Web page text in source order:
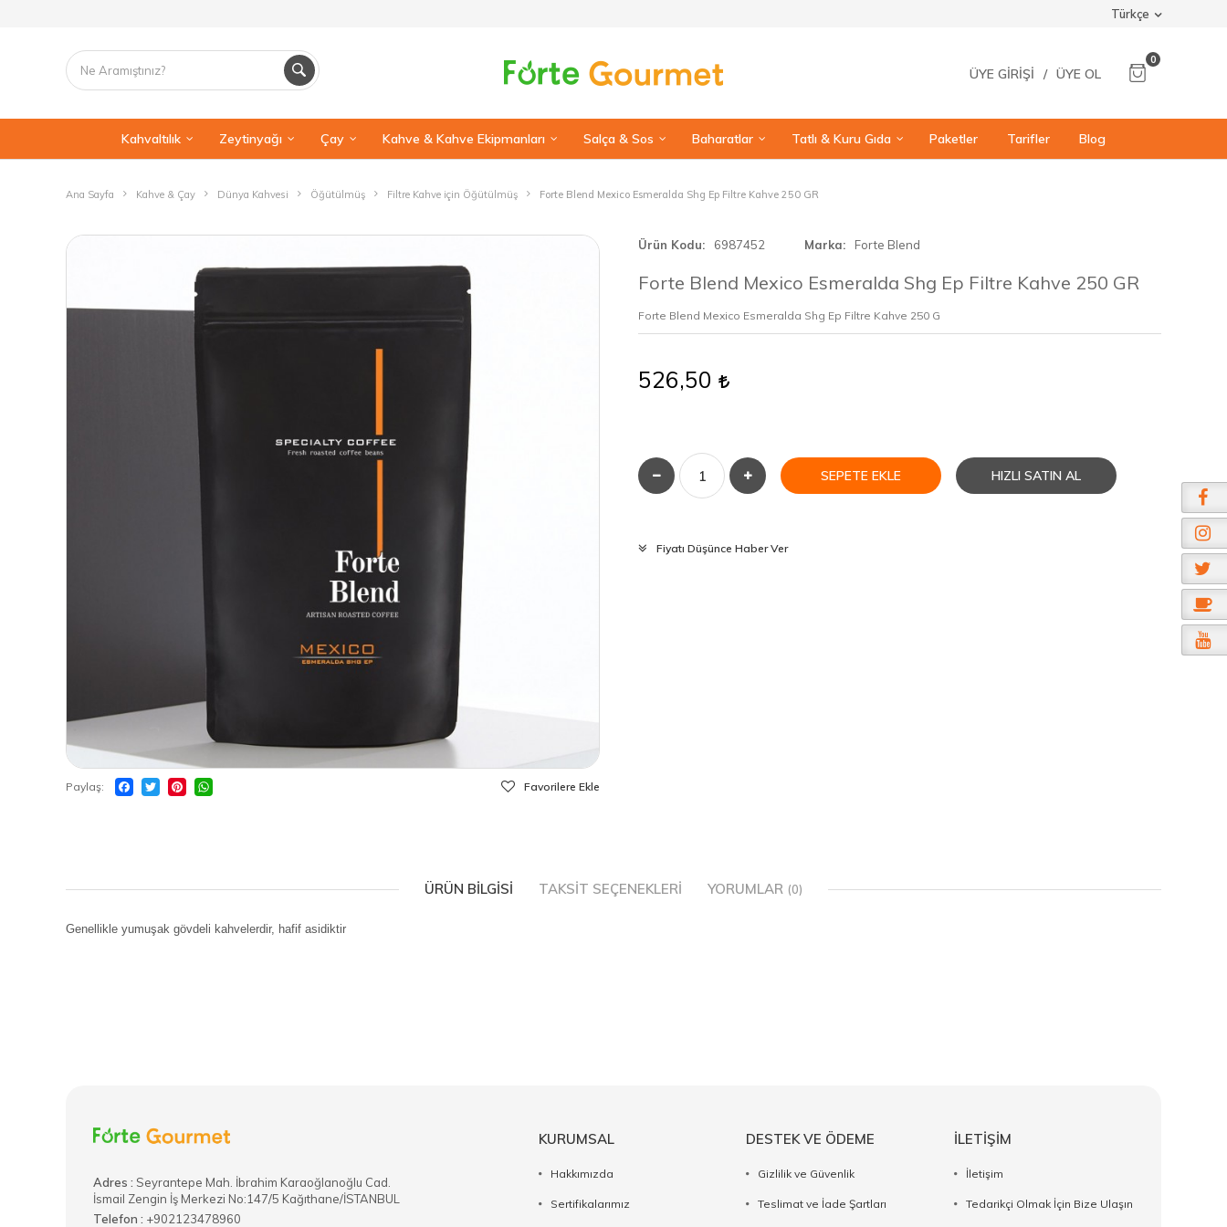
Türkçe
ÜYE GIRIŞI / ÜYE OL
0
Kahvaltılık Zeytinyağı Çay Kahve & Kahve Ekipmanları Salça & Sos Baharatlar Tatlı & Kuru Gıda Paketler Tarifler Blog
Ana Sayfa Kahve & Çay Dünya Kahvesi Öğütülmüş Filtre Kahve için Öğütülmüş Forte Blend Mexico Esmeralda Shg Ep Filtre Kahve 250 GR
Paylaş Favorilere Ekle
Ürün Kodu 6987452 Marka Forte Blend
Forte Blend Mexico Esmeralda Shg Ep Filtre Kahve 250 GR
Forte Blend Mexico Esmeralda Shg Ep Filtre Kahve 250 G
526,50
SEPETE EKLE HIZLI SATIN AL
Fiyatı Düşünce Haber Ver
ÜRÜN BILGISI TAKSIT SEÇENEKLERI YORUMLAR (0)
Genellikle yumuşak gövdeli kahvelerdir, hafif asidiktir
Adres : ​Seyrantepe Mah. İbrahim Karaoğlanoğlu Cad.
İsmail Zengin İş Merkezi No:147/5 Kağıthane/İSTANBUL
Telefon : +902123478960
KURUMSAL
Hakkımızda
Sertifikalarımız
DESTEK VE ÖDEME
Gizlilik ve Güvenlik
Teslimat ve İade Şartları
İLETİŞİM
İletişim
Tedarikçi Olmak İçin Bize Ulaşın